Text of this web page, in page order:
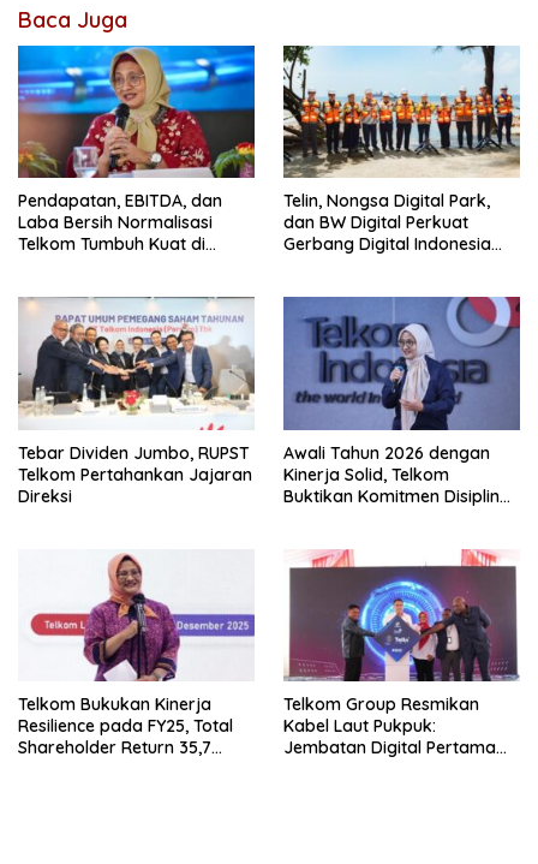
Baca Juga
Pendapatan, EBITDA, dan
Laba Bersih Normalisasi
Telkom Tumbuh Kuat di
Telin, Nongsa Digital Park,
dan BW Digital Perkuat
Gerbang Digital Indonesia
Tebar Dividen Jumbo, RUPST
Telkom Pertahankan Jajaran
Direksi
Awali Tahun 2026 dengan
Kinerja Solid, Telkom
Buktikan Komitmen Disiplin
Telkom Bukukan Kinerja
Resilience pada FY25, Total
Shareholder Return 35,7
Telkom Group Resmikan
Kabel Laut Pukpuk:
Jembatan Digital Pertama